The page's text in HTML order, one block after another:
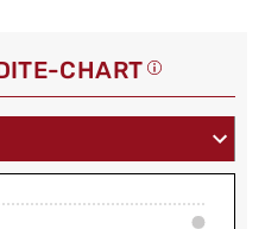
CHART